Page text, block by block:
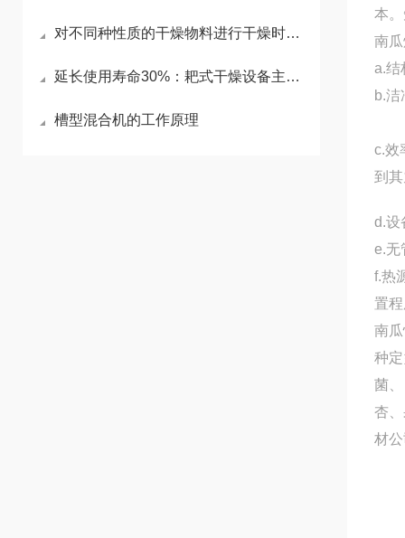
对不同种性质的干燥物料进行干燥时的区别有哪些
延长使用寿命30%：耙式干燥设备主轴密封结构与轴承座的维护规范
槽型混合机的工作原理
本
南
a.结
b.
c.效
到其
d.设
e.无
f.热
置
南
种
菌
杏
材